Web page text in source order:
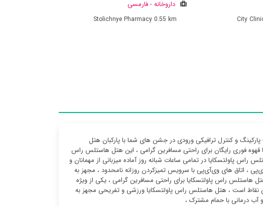
City
داروخانه - فارمسی
Stolichnye Pharmacy 0.55 km
و کنترل ترافیکی ورودی در جشن های شما با پارکبان هتل
قهوه فوری رایگان برای راحتی مسافرین گرامی ، این هتل هاستلس راس
می باشد ، میز پذیرش (۲۴ ساعته) هتل هاستلس راس پاولتسکایا در تمامی ساعات شبانه روز آماده میزبانی از مهمانان و
، اتاق های وی‌آی‌پی با سرویس تمیزکردن روزانه نامحدود ، مجهز به
راس پاولتسکایا برای راحتی مسافرین گرامی ، یکی از ویژه
است ، هتل هاستلس راس پاولتسکایا ورزشی و تفریحی مجهز به
و آب درمانی با حمام مشترک ،